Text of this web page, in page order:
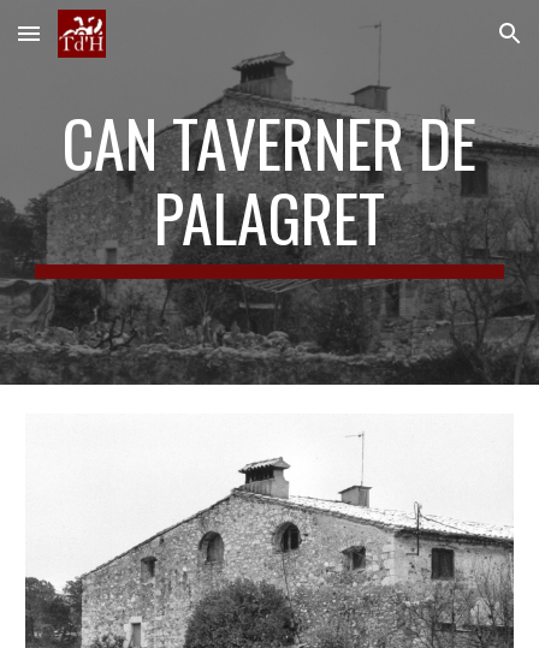
Skip to main content Skip to navigation
CAN TAVERNER DE
PALAGRET